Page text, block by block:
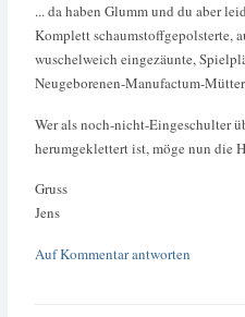
... da haben Glumm und du aber
Komplett schaumstoffgepolsterte,
wuschelweich eingezäunte,
Neugeborenen-Manufactum-
Wer als noch-nicht-Eingeschulter
herumgeklettert ist, möge nun die
Gruss
Jens
Auf Kommentar antworten